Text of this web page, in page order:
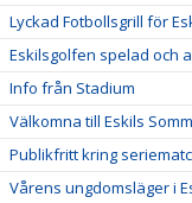
Lyckad Fotbollsgrill för
Eskilsgolfen spelad och
Info från Stadium
Välkomna till Eskils
Publikfritt kring
Vårens ungdomsläger i